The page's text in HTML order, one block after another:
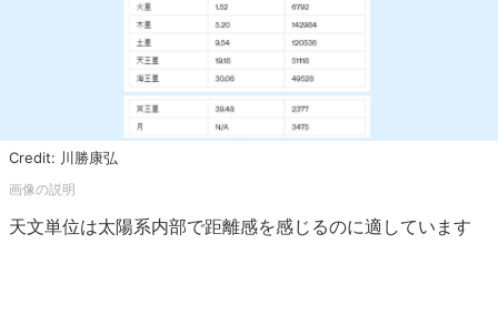
Credit: 川勝康弘
天文単位は太陽系内部で距離感を感じるのに適しています